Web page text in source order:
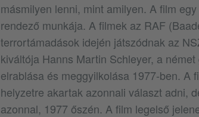
másmilyen lenni, mint amilyen. A film
rendező munkája. A filmek az RAF
terrortámadások idején játszódnak az
kiváltója Hanns Martin Schleyer, a
elrablása és meggyilkolása 1977-ben. A
helyzetre akartak azonnali választ adni,
azonnal, 1977 őszén. A film legelső